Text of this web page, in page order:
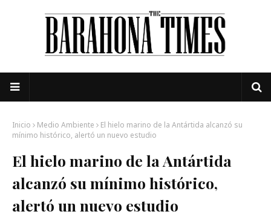
Inicio Medio Ambiente
El hielo marino de la Antártida alcanzó su
mínimo histórico, alertó un nuevo estudio
El hielo marino de la Antártida
alcanzó su mínimo histórico,
alertó un nuevo estudio